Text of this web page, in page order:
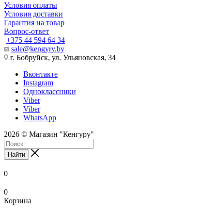
Условия оплаты
Условия доставки
Гарантия на товар
Вопрос-ответ
+375 44 594 64 34
sale@kengyry.by
г. Бобруйск, ул. Ульяновская, 34
Вконтакте
Instagram
Одноклассники
Viber
Viber
WhatsApp
2026 © Магазин "Кенгуру"
Найти
0
0
Корзина